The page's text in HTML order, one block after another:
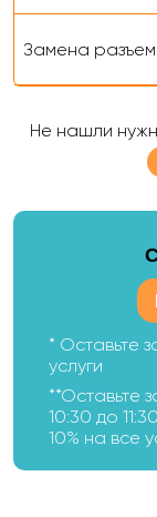
Замена
Не нашли
* Оставьте
услуги
**Оставьте
10:30 до
10% на все